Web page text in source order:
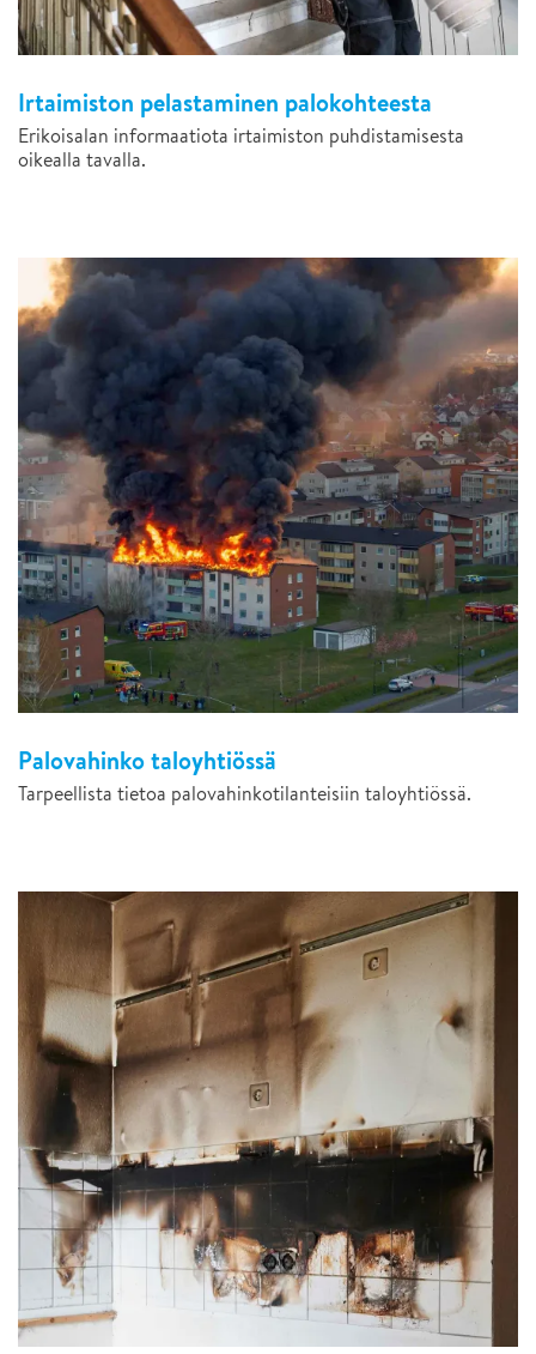
Irtaimiston pelastaminen palokohteesta
Erikoisalan informaatiota irtaimiston puhdistamisesta
oikealla tavalla.
Palovahinko taloyhtiössä
Tarpeellista tietoa palovahinkotilanteisiin taloyhtiössä.